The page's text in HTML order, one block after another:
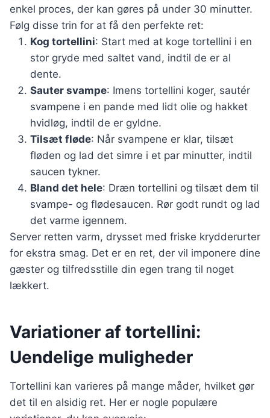
enkel proces, der kan gøres på under 30 minutter.
Følg disse trin for at få den perfekte ret:
Kog tortellini: Start med at koge tortellini i en
stor gryde med saltet vand, indtil de er al
dente.
Sauter svampe: Imens tortellini koger, sautér
svampene i en pande med lidt olie og hakket
hvidløg, indtil de er gyldne.
Tilsæt fløde: Når svampene er klar, tilsæt
fløden og lad det simre i et par minutter, indtil
saucen tykner.
Bland det hele: Dræn tortellini og tilsæt dem til
svampe- og flødesaucen. Rør godt rundt og lad
det varme igennem.
Server retten varm, drysset med friske krydderurter
for ekstra smag. Det er en ret, der vil imponere dine
gæster og tilfredsstille din egen trang til noget
lækkert.
Variationer af tortellini:
Uendelige muligheder
Tortellini kan varieres på mange måder, hvilket gør
det til en alsidig ret. Her er nogle populære